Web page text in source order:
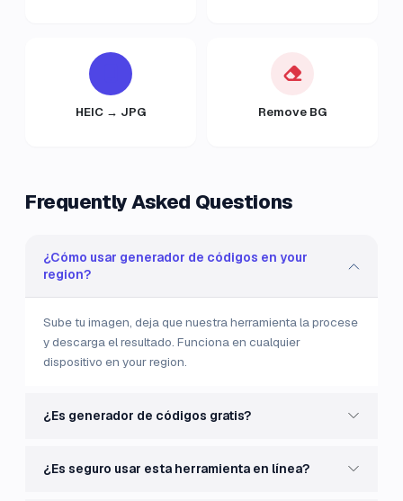
HEIC → JPG Remove BG
Frequently Asked Questions
¿Cómo usar generador de códigos en your
region?
Sube tu imagen, deja que nuestra herramienta la procese
y descarga el resultado. Funciona en cualquier
dispositivo en your region.
¿Es generador de códigos gratis?
¿Es seguro usar esta herramienta en línea?